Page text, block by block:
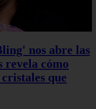
nos abre las
revela cómo
que